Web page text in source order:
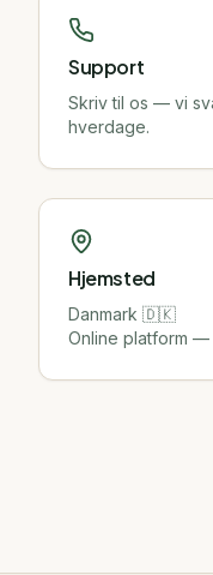
Support
Skriv til os — vi
hverdage.
Hjemsted
Danmark 🇩🇰
Online platform